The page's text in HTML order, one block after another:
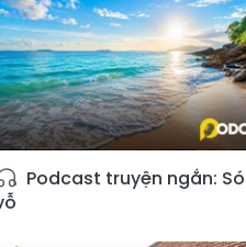
Podcast truyện ngắn: